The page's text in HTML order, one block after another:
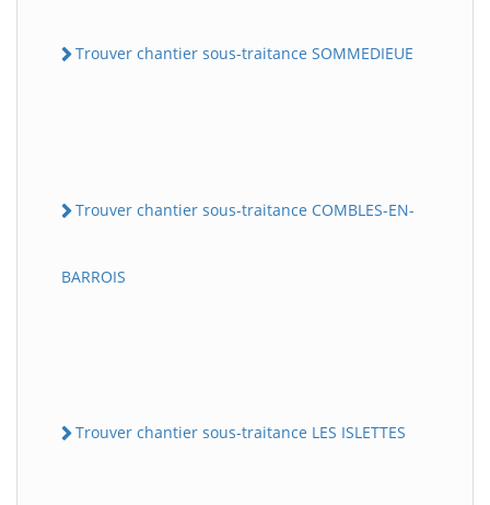
Trouver chantier sous-traitance SOMMEDIEUE
Trouver chantier sous-traitance COMBLES-EN-
BARROIS
Trouver chantier sous-traitance LES ISLETTES